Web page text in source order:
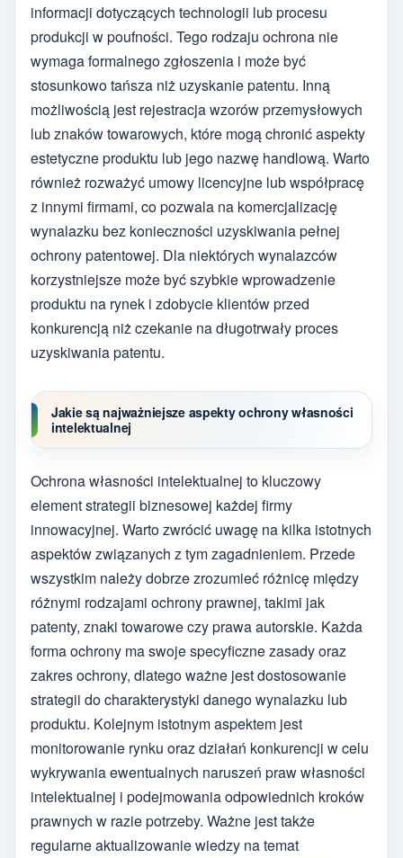
informacji dotyczących technologii lub procesu
produkcji w poufności. Tego rodzaju ochrona nie
wymaga formalnego zgłoszenia i może być
stosunkowo tańsza niż uzyskanie patentu. Inną
możliwością jest rejestracja wzorów przemysłowych
lub znaków towarowych, które mogą chronić aspekty
estetyczne produktu lub jego nazwę handlową. Warto
również rozważyć umowy licencyjne lub współpracę
z innymi firmami, co pozwala na komercjalizację
wynalazku bez konieczności uzyskiwania pełnej
ochrony patentowej. Dla niektórych wynalazców
korzystniejsze może być szybkie wprowadzenie
produktu na rynek i zdobycie klientów przed
konkurencją niż czekanie na długotrwały proces
uzyskiwania patentu.
Jakie są najważniejsze aspekty ochrony własności
intelektualnej
Ochrona własności intelektualnej to kluczowy
element strategii biznesowej każdej firmy
innowacyjnej. Warto zwrócić uwagę na kilka istotnych
aspektów związanych z tym zagadnieniem. Przede
wszystkim należy dobrze zrozumieć różnicę między
różnymi rodzajami ochrony prawnej, takimi jak
patenty, znaki towarowe czy prawa autorskie. Każda
forma ochrony ma swoje specyficzne zasady oraz
zakres ochrony, dlatego ważne jest dostosowanie
strategii do charakterystyki danego wynalazku lub
produktu. Kolejnym istotnym aspektem jest
monitorowanie rynku oraz działań konkurencji w celu
wykrywania ewentualnych naruszeń praw własności
intelektualnej i podejmowania odpowiednich kroków
prawnych w razie potrzeby. Ważne jest także
regularne aktualizowanie wiedzy na temat